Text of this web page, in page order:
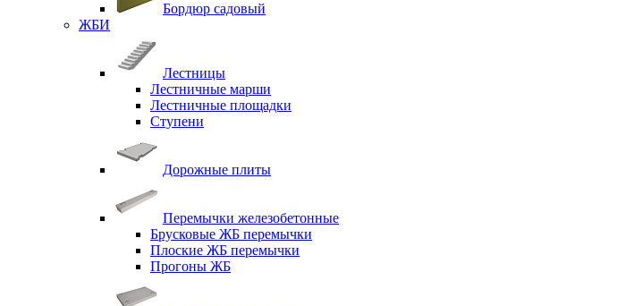
Бордюр садовый
ЖБИ
Лестницы
Лестничные марши
Лестничные площадки
Ступени
Дорожные плиты
Перемычки железобетонные
Брусковые ЖБ перемычки
Плоские ЖБ перемычки
Прогоны ЖБ